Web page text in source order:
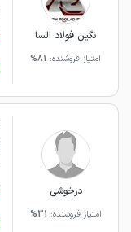
نگین فولاد السا
امتیاز فروشنده: 81%
درخوشی
امتیاز فروشنده: 31%